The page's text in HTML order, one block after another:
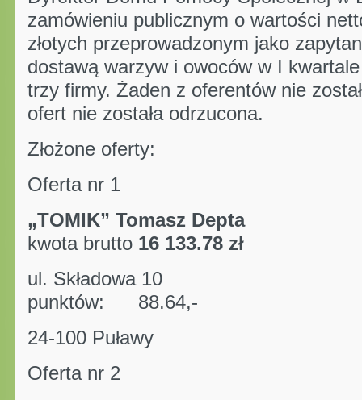
zamówieniu publicznym o wartości
złotych przeprowadzonym jako
dostawą warzyw i owoców w I kwartale
trzy firmy. Żaden z oferentów nie
ofert nie została odrzucona.
Złożone oferty:
Oferta nr 1
„TOMIK”
kwota brutto 16 133.78 zł
ul. Składowa 10
punktów: 88.64,-
24-100 Puławy
Oferta nr 2